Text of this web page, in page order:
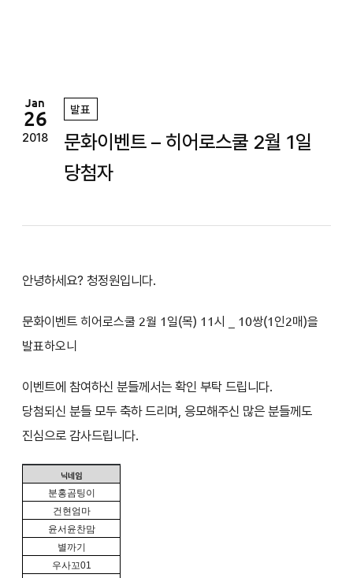
Jan
26
2018
발표
문화이벤트 – 히어로스쿨 2월 1일
당첨자
안녕하세요? 청정원입니다.
문화이벤트 히어로스쿨 2월 1일(목) 11시
_ 10쌍(1인2매)을
발표하오니
이벤트에 참여하신 분들께서는 확인 부탁 드립니다.
당첨되신 분들 모두 축하 드리며, 응모해주신 많은 분들께도
진심으로 감사드립니다.
닉네임
분홍곰팅이
건현엄마
윤서윤찬맘
별까기
우사꼬01